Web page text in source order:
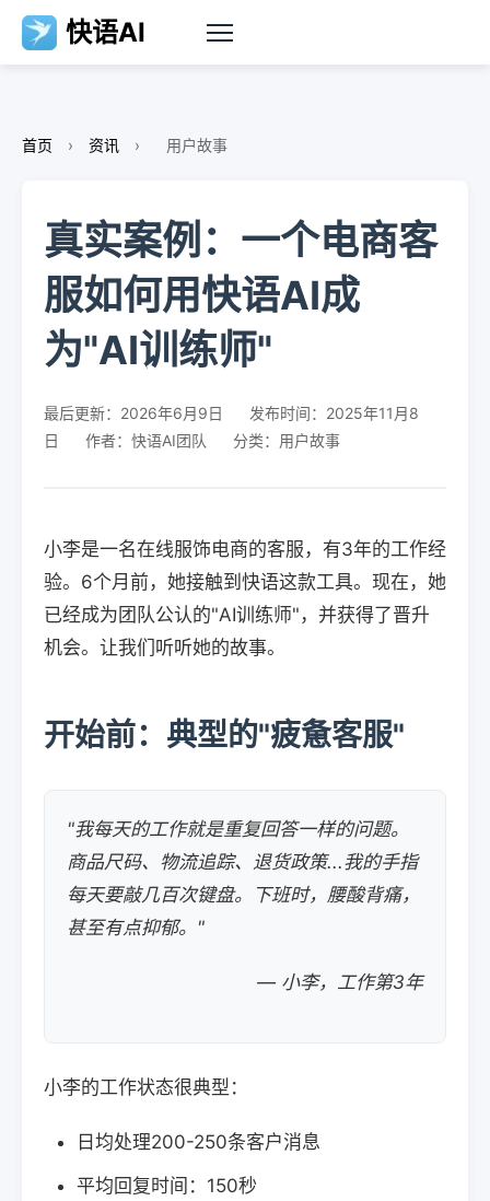
快语AI
首页 › 资讯 › 用户故事
真实案例：一个电商客
服如何用快语AI成
为"AI训练师"
最后更新：2026年6月9日
发布时间：2025年11月8
日
作者：快语AI团队 分类：用户故事
小李是一名在线服饰电商的客服，有3年的工作经
验。6个月前，她接触到快语这款工具。现在，她
已经成为团队公认的"AI训练师"，并获得了晋升
机会。让我们听听她的故事。
开始前：典型的"疲惫客服"
"我每天的工作就是重复回答一样的问题。
商品尺码、物流追踪、退货政策...我的手指
每天要敲几百次键盘。下班时，腰酸背痛，
甚至有点抑郁。"
— 小李，工作第3年
小李的工作状态很典型：
日均处理200-250条客户消息
平均回复时间：150秒